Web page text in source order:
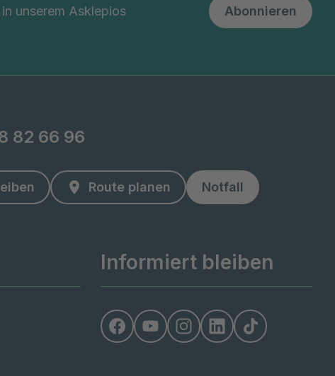
unserem Asklepios
Abonnieren
82 66 96
Route planen Notfall
Informiert bleiben